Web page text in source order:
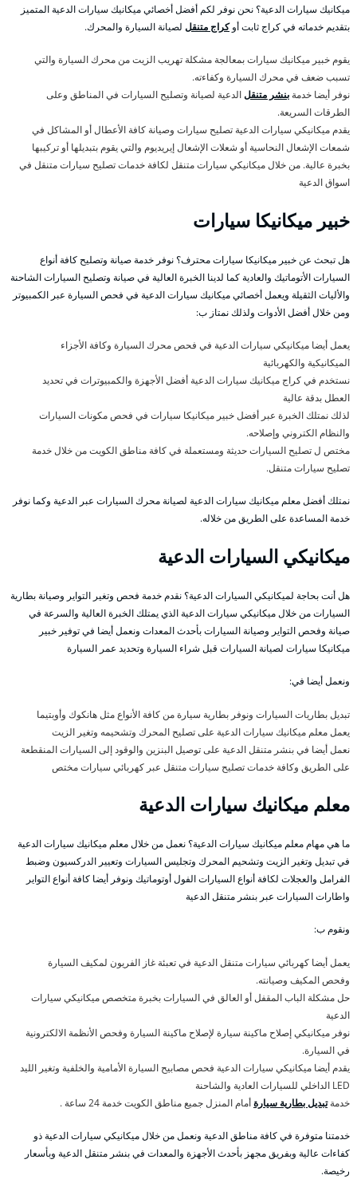
ميكانيك سيارات الدعية؟ نحن نوفر لكم أفضل أخصائي ميكانيك سيارات الدعية المتميز
بتقديم خدماته في كراج ثابت أوكراج متنقل لصيانة السيارة والمحرك.
يقوم خبير ميكانيك سيارات بمعالجة مشكلة تهريب الزيت من محرك السيارة والتي
تسبب ضعف في محرك السيارة وكفاءته.
نوفر أيضا خدمة بنشر متنقلالدعية لصيانة وتصليح السيارات في المناطق وعلى
الطرقات السريعة.
يقدم ميكانيكي سيارات الدعية تصليح سيارات وصيانة كافة الأعطال أو المشاكل في
شمعات الإشعال النحاسية أو شعلات الإشعال إيريديوم والتي يقوم بتبديلها أو تركيبها
بخبرة عالية. من خلال ميكانيكي سيارات متنقل لكافة خدمات تصليح سيارات متنقل في
اسواق الدعية
خبير ميكانيكا سيارات
هل تبحث عن خبير ميكانيكا سيارات محترف؟ نوفر خدمة صيانة وتصليح كافة أنواع
السيارات الأتوماتيك والعادية كما لدينا الخبرة العالية في صيانة وتصليح السيارات الشاحنة
والأليات الثقيلة ويعمل أخصائي ميكانيك سيارات الدعية في فحص السيارة عبر الكمبيوتر
ومن خلال أفضل الأدوات ولذلك نمتاز ب:
يعمل أيضا ميكانيكي سيارات الدعية في فحص محرك السيارة وكافة الأجزاء
الميكانيكية والكهربائية
نستخدم في كراج ميكانيك سيارات الدعية أفضل الأجهزة والكمبيوترات في تحديد
العطل بدقة عالية
لذلك نمتلك الخبرة عبر أفضل خبير ميكانيكا سيارات في فحص مكونات السيارات
والنظام الكتروني وإصلاحه.
مختص ل تصليح السيارات حديثة ومستعملة في كافة مناطق الكويت من خلال خدمة
تصليح سيارات متنقل.
نمتلك أفضل معلم ميكانيك سيارات الدعية لصيانة محرك السيارات عبر الدعية وكما نوفر
خدمة المساعدة على الطريق من خلاله.
ميكانيكي السيارات الدعية
هل أنت بحاجة لميكانيكي السيارات الدعية؟ نقدم خدمة فحص وتغير التواير وصيانة بطارية
السيارات من خلال ميكانيكي سيارات الدعية الذي يمتلك الخبرة العالية والسرعة في
صيانة وفحص التواير وصيانة السيارات بأحدث المعدات ونعمل أيضا في توفير خبير
ميكانيكا سيارات لصيانة السيارات قبل شراء السيارة وتحديد عمر السيارة
ونعمل أيضا في:
تبديل بطاريات السيارات ونوفر بطارية سيارة من كافة الأنواع مثل هانكوك وأوبتيما
يعمل معلم ميكانيك سيارات الدعية على تصليح المحرك وتشحيمه وتغير الزيت
نعمل أيضا في بنشر متنقل الدعية على توصيل البنزين والوقود إلى السيارات المنقطعة
على الطريق وكافة خدمات تصليح سيارات متنقل عبر كهربائي سيارات مختص
معلم ميكانيك سيارات الدعية
ما هي مهام معلم ميكانيك سيارات الدعية؟ نعمل من خلال معلم ميكانيك سيارات الدعية
في تبديل وتغير الزيت وتشحيم المحرك وتجليس السيارات وتعيير الدركسيون وضبط
الفرامل والعجلات لكافة أنواع السيارات الفول أوتوماتيك ونوفر أيضا كافة أنواع التواير
واطارات السيارات عبر بنشر متنقل الدعية
ونقوم ب:
يعمل أيضا كهربائي سيارات متنقل الدعية في تعبئة غاز الفريون لمكيف السيارة
وفحص المكيف وصيانته.
حل مشكلة الباب المقفل أو العالق في السيارات بخبرة متخصص ميكانيكي سيارات
الدعية
نوفر ميكانيكي إصلاح ماكينة سيارة لإصلاح ماكينة السيارة وفحص الأنظمة الالكترونية
في السيارة.
يقدم أيضا ميكانيكي سيارات الدعية فحص مصابيح السيارة الأمامية والخلفية وتغير الليد
LED الداخلي للسيارات العادية والشاحنة
خدمةتبديل بطارية سيارةأمام المنزل جميع مناطق الكويت خدمة 24 ساعة .
خدمتنا متوفرة في كافة مناطق الدعية ونعمل من خلال ميكانيكي سيارات الدعية ذو
كفاءات عالية وبفريق مجهز بأحدث الأجهزة والمعدات في بنشر متنقل الدعية وبأسعار
رخيصة.